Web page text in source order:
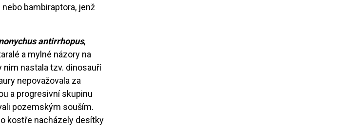
bambiraptora, jenž
antirrhopus,
a mylné názory na
nim nastala tzv. dinosauří
nepovažovala za
a progresivní skupinu
pozemským souším.
kostře nacházely desítky